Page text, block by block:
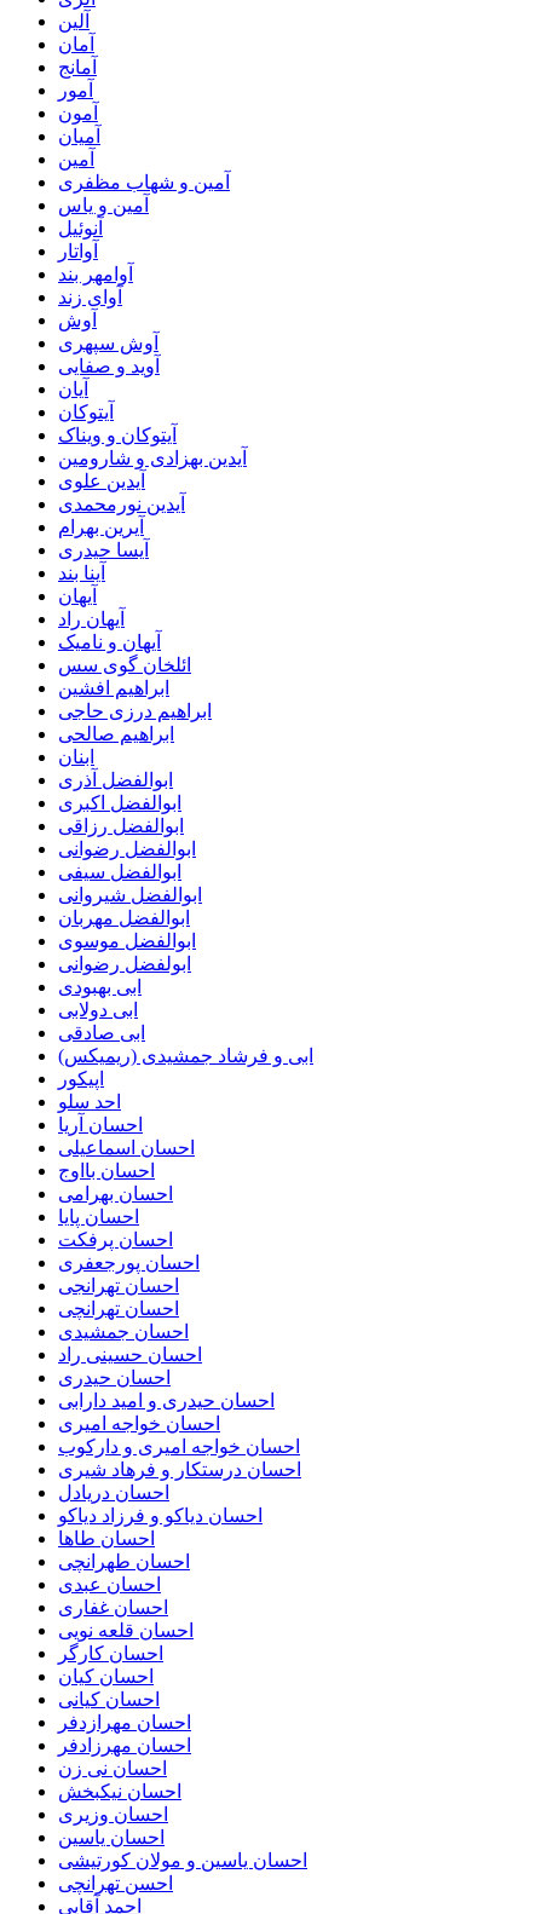
آلین
آمان
آمانج
آمور
آمون
آمیان
آمین
آمین و شهاب مظفری
آمین و یاس
آنوئیل
آواتار
آوامهر بند
آوای زند
آوش
آوش سپهری
آوید و صفایی
آیان
آیتوکان
آیتوکان و ویناک
آیدین بهزادی و شارومین
آیدین علوی
آیدین نورمحمدی
آیرین بهرام
آیسا حیدری
آینا بند
آیهان
آیهان راد
آیهان و نامیک
ائلخان گوی سس
ابراهیم افشین
ابراهیم درزی حاجی
ابراهیم صالحی
ابنان
ابوالفضل آذری
ابوالفضل اکبری
ابوالفضل رزاقی
ابوالفضل رضوانی
ابوالفضل سیفی
ابوالفضل شیروانی
ابوالفضل مهربان
ابوالفضل موسوی
ابولفضل رضوانی
ابی بهبودی
ابی دولابی
ابی صادقی
ابی و فرشاد جمشیدی (ریمیکس)
اپیکور
احد سلو
احسان آریا
احسان اسماعیلی
احسان بااوج
احسان بهرامی
احسان پایا
احسان پرفکت
احسان پورجعفری
احسان تهرانجی
احسان تهرانچی
احسان جمشیدی
احسان حسینی راد
احسان حیدری
احسان حیدری و امید دارابی
احسان خواجه امیری
احسان خواجه امیری و دارکوب
احسان درستكار و فرهاد شيرى
احسان دریادل
احسان دیاکو و فرزاد دیاکو
احسان طاها
احسان طهرانچی
احسان عبدی
احسان غفاری
احسان قلعه نویی
احسان کارگر
احسان کیان
احسان کیانی
احسان مهرازدفر
احسان مهرزادفر
احسان نی زن
احسان نیکبخش
احسان وزیری
احسان یاسین
احسان یاسین و مولان کورتیشی
احسن تهرانچی
احمد آقایی